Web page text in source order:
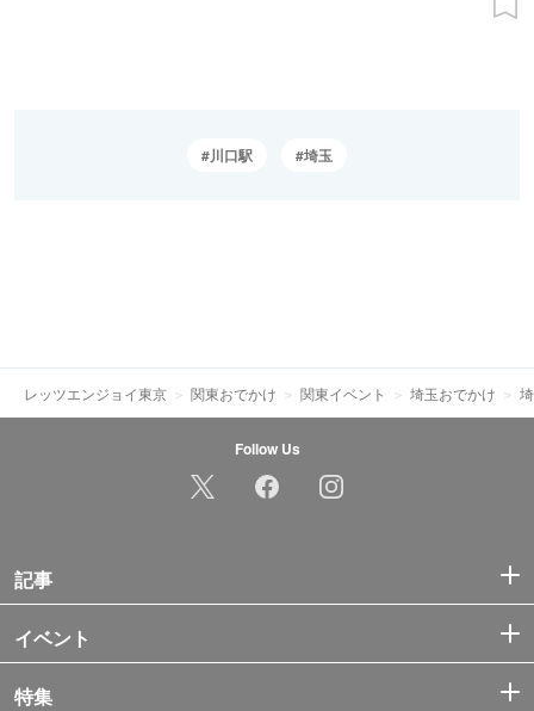
川口駅 埼玉
レッツエンジョイ東京 関東おでかけ 関東イベント 埼玉おでかけ
Follow Us
記事
イベント
特集